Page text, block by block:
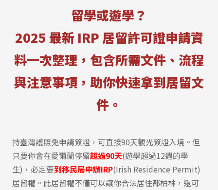
留學或遊學？
2025 最新 IRP 居留許可證申請資
料一次整理，包含所需文件、流程
與注意事項，助你快速拿到居留文
件。
持臺灣護照免申請簽證，可直接90天觀光簽證入境。但
只要你會在愛爾蘭停留超過90天(遊學超過12週的學
生)，必定要到移民局申辦IRP(Irish Residence Permit)
居留權。此居留權不僅可以讓你合法居住都柏林，還可